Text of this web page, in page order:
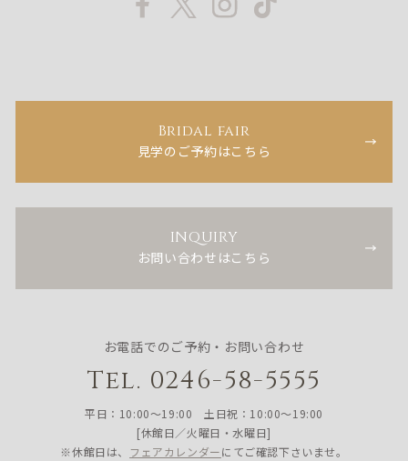
Bridal fair
見学のご予約はこちら
INQUIRY
お問い合わせはこちら
お電話でのご予約・お問い合わせ
Tel. 0246-58-5555
平日：10:00〜19:00 土日祝：10:00〜19:00
[休館日／火曜日・水曜日]
※休館日は、 フェアカレンダーにてご確認下さいませ。